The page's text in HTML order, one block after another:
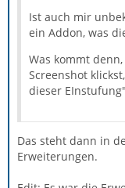
Ist auch mir
ein Addon, was
Was kommt
Screenshot
dieser
Das steht dann in
Erweiterungen.